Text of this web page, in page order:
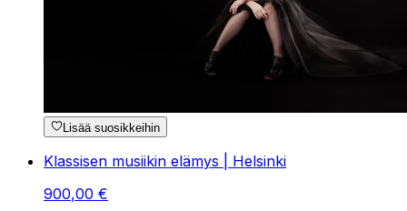
Lisää suosikkeihin
Klassisen musiikin elämys | Helsinki
900,00 €